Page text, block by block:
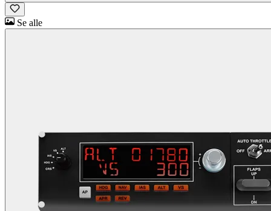
Se alle